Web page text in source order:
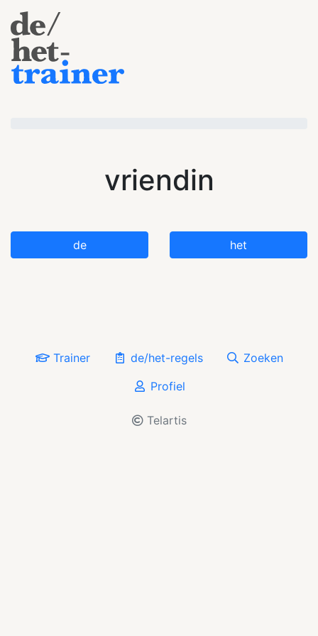
vriendin
de het
Trainer de/het-regels
Zoeken
Profiel
Telartis